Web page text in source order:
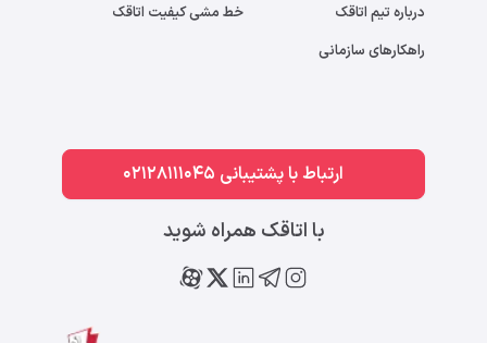
درباره تیم اتاقک
راهکارهای سازمانی
خط مشی کیفیت اتاقک
ارتباط با پشتیبانی 02128111045
با اتاقک همراه شوید